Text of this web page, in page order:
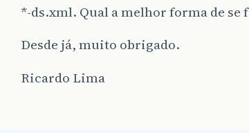
*-ds.xml. Qual a melhor forma de se
Desde já, muito obrigado.
Ricardo Lima